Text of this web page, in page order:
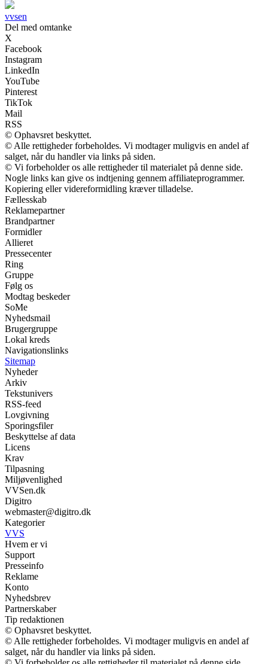
vvsen
Del med omtanke
X
Facebook
Instagram
LinkedIn
YouTube
Pinterest
TikTok
Mail
RSS
© Ophavsret beskyttet.
© Alle rettigheder forbeholdes. Vi modtager muligvis en andel af
salget, når du handler via links på siden.
© Vi forbeholder os alle rettigheder til materialet på denne side.
Nogle links kan give os indtjening gennem affiliateprogrammer.
Kopiering eller videreformidling kræver tilladelse.
Fællesskab
Reklamepartner
Brandpartner
Formidler
Allieret
Pressecenter
Ring
Gruppe
Følg os
Modtag beskeder
SoMe
Nyhedsmail
Brugergruppe
Lokal kreds
Navigationslinks
Sitemap
Nyheder
Arkiv
Tekstunivers
RSS-feed
Lovgivning
Sporingsfiler
Beskyttelse af data
Licens
Krav
Tilpasning
Miljøvenlighed
VVSen.dk
Digitro
webmaster@digitro.dk
Kategorier
VVS
Hvem er vi
Support
Presseinfo
Reklame
Konto
Nyhedsbrev
Partnerskaber
Tip redaktionen
© Ophavsret beskyttet.
© Alle rettigheder forbeholdes. Vi modtager muligvis en andel af
salget, når du handler via links på siden.